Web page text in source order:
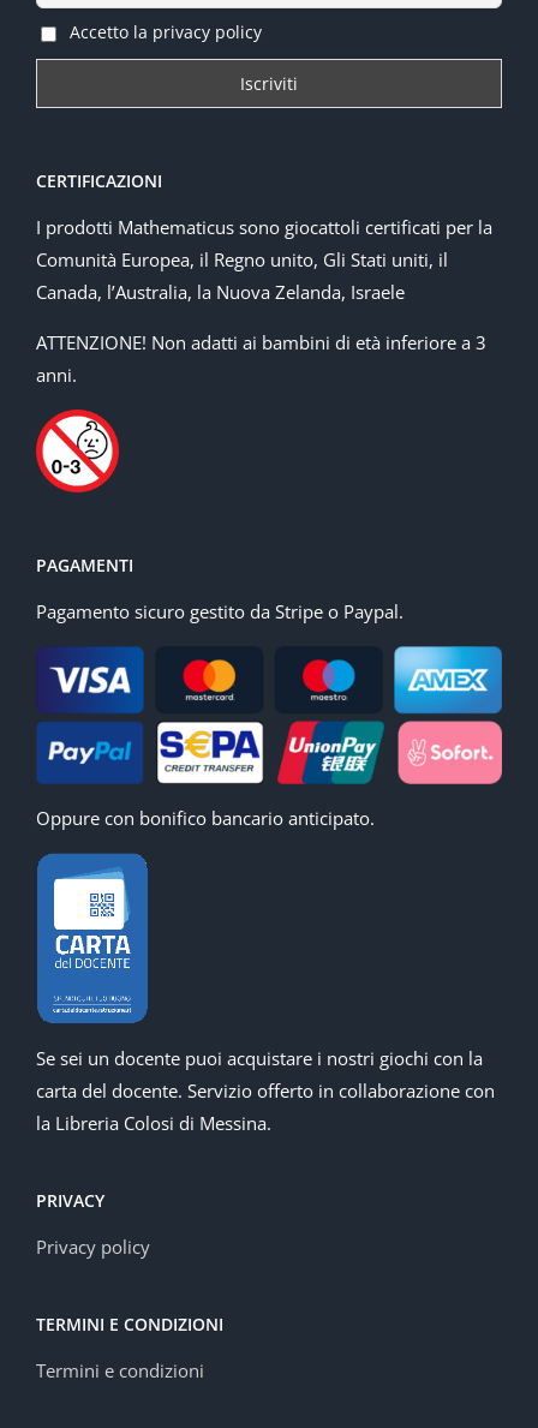
Accetto la privacy policy
CERTIFICAZIONI
I prodotti Mathematicus sono giocattoli certificati per la
Comunità Europea, il Regno unito, Gli Stati uniti, il
Canada, l’Australia, la Nuova Zelanda, Israele
ATTENZIONE! Non adatti ai bambini di età inferiore a 3
anni.
PAGAMENTI
Pagamento sicuro gestito da Stripe o Paypal.
Oppure con bonifico bancario anticipato.
Se sei un docente puoi acquistare i nostri giochi con la
carta del docente. Servizio offerto in collaborazione con
la Libreria Colosi di Messina.
PRIVACY
Privacy policy
TERMINI E CONDIZIONI
Termini e condizioni